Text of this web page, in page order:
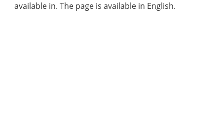
available in. The page is available in English.